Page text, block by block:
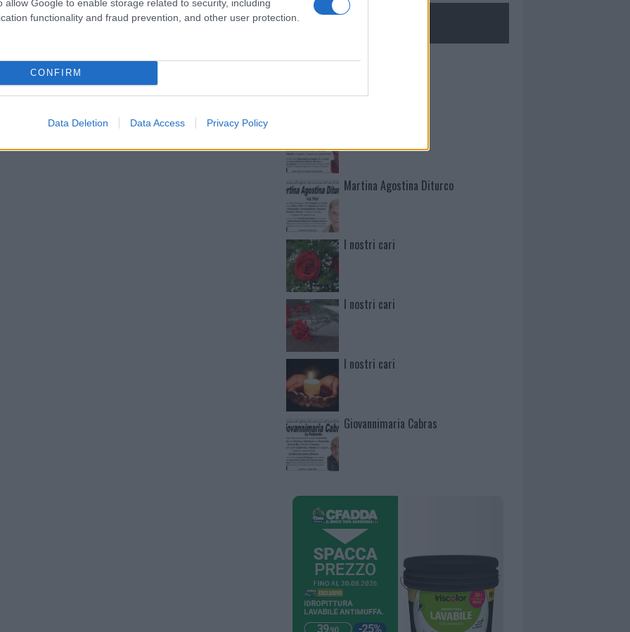
allow Google to enable storage related to security, including
functionality and fraud prevention, and other user protection.
CONFIRM
Data Deletion Data Access Privacy Policy
Prossimo articolo
Mario Malu
Martina Agostina Diturco
I nostri cari
I nostri cari
I nostri cari
Giovannimaria Cabras